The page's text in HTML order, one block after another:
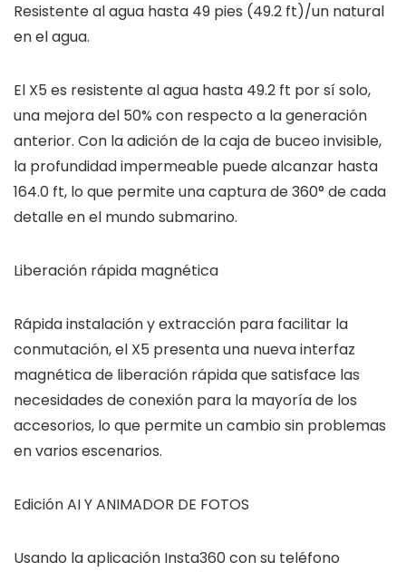
Resistente al agua hasta 49 pies (49.2 ft)/un natural
en el agua.
El X5 es resistente al agua hasta 49.2 ft por sí solo,
una mejora del 50% con respecto a la generación
anterior. Con la adición de la caja de buceo invisible,
la profundidad impermeable puede alcanzar hasta
164.0 ft, lo que permite una captura de 360° de cada
detalle en el mundo submarino.
Liberación rápida magnética
Rápida instalación y extracción para facilitar la
conmutación, el X5 presenta una nueva interfaz
magnética de liberación rápida que satisface las
necesidades de conexión para la mayoría de los
accesorios, lo que permite un cambio sin problemas
en varios escenarios.
Edición AI Y ANIMADOR DE FOTOS
Usando la aplicación Insta360 con su teléfono